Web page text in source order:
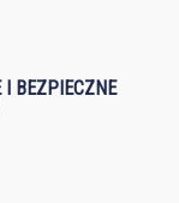
I BEZPIECZNE